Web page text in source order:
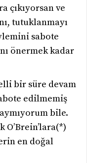
çıkıyorsan ve
tutuklanmayı
sabote
önermek kadar
bir süre devam
edilmemiş
bile.
en doğal